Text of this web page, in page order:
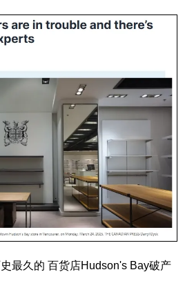
最久的 百货店Hudson's Bay破产